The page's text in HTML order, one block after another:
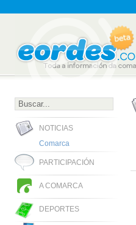
NOTICIAS
Comarca
PARTICIPACIÓN
A COMARCA
DEPORTES